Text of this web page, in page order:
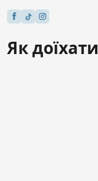
Як доїхати